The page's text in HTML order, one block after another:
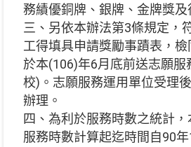
務績優銅牌、銀牌、金牌獎及
三、另依本辦法第3條規定，
工得填具申請獎勵事蹟表，檢
於本(106)年6月底前送志願服
校)。志願服務運用單位受理
辦理。
四、為利於服務時數之統計
服務時數計算起迄時間自90